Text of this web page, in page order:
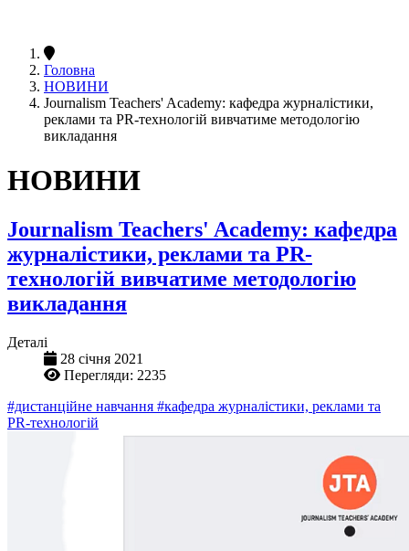
Головна
НОВИНИ
Journalism Teachers' Academy: кафедра журналістики,
реклами та PR-технологій вивчатиме методологію
викладання
НОВИНИ
Journalism Teachers' Academy: кафедра
журналістики, реклами та PR-
технологій вивчатиме методологію
викладання
Деталі
28 січня 2021
Перегляди: 2235
#дистанційне навчання #кафедра журналістики, реклами та
PR-технологій